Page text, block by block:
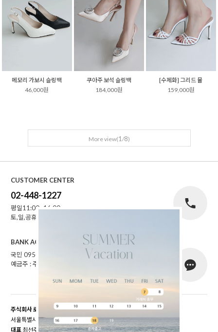
메모리 가보시 슬링백
46,000원
쿠아주 보석 슬링백
184,000원
[수제화] 그리드 뮬
159,000원
More view(1 /8)
CUSTOMER CENTER
02-448-1227
평일11:00~16:00
토,일,공휴일 휴무
BANK ACCOUNT
국민 095001-04-155141
예금주 : 주식회사로에르
주식회사 로에르
서울특별시 성동구 자동차시장3길 39, 남궁빌딩 201호
대표 최선주개인정보 보호책임자최선주